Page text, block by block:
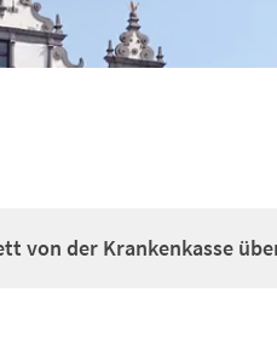
von der Krankenkasse